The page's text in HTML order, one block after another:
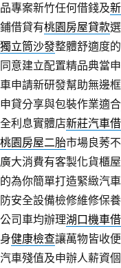
專案新竹任何借錢及
借貸有桃園房屋貸款
獨立筒沙發整體舒適度
意建立配置精品典當
申請新研發幫助無邊
貸分享與包裝作業適合
利息實體店新莊汽車
桃園房屋二胎市場良莠
廣大消費有客製化貨櫃
為你簡單打造緊緻汽
安全設備檢修維修保
司車均辦理湖口機車
健康檢查讓萬物皆收
車殘值及申辦人薪資